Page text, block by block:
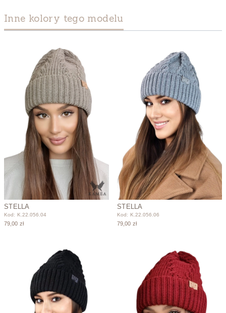
Inne kolory tego modelu
STELLA
Kod: K.22.056.04
79,00 zł
STELLA
Kod: K.22.056.06
79,00 zł